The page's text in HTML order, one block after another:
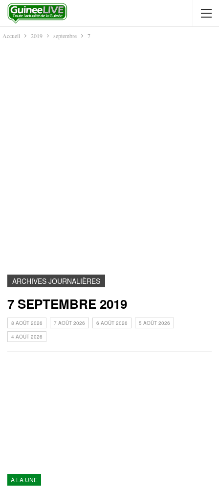
Accueil 2019 septembre 7
ARCHIVES JOURNALIÈRES
7 SEPTEMBRE 2019
8 AOÛT 2026 7 AOÛT 2026 6 AOÛT 2026
5 AOÛT 2026
4 AOÛT 2026
À LA UNE